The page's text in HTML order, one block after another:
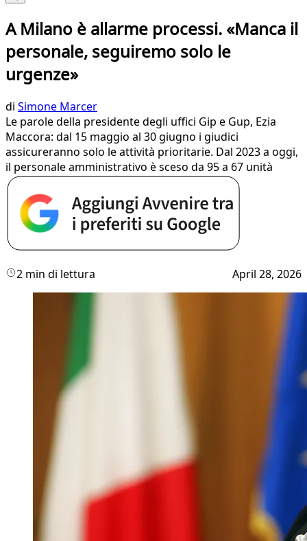
A Milano è allarme processi. «Manca il
personale, seguiremo solo le
urgenze»
di Simone Marcer
Le parole della presidente degli uffici Gip e Gup, Ezia
Maccora: dal 15 maggio al 30 giugno i giudici
assicureranno solo le attività prioritarie. Dal 2023 a oggi,
il personale amministrativo è sceso da 95 a 67 unità
2 min di lettura April 28, 2026